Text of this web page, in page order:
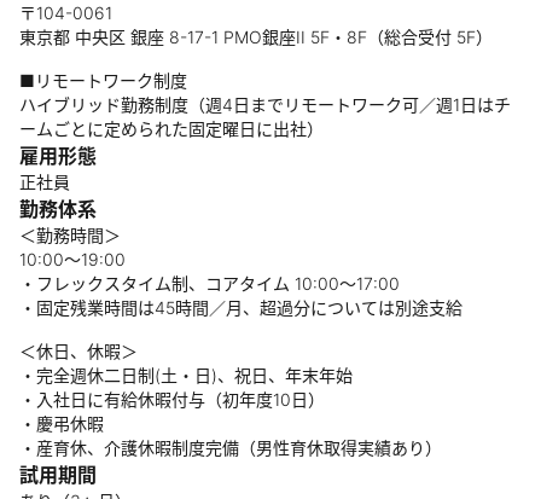
〒104-0061
東京都 中央区 銀座 8-17-1 PMO銀座II 5F・8F（総合受付 5F）
■リモートワーク制度
ハイブリッド勤務制度（週4日までリモートワーク可／週1日はチ
ームごとに定められた固定曜日に出社）
雇用形態
正社員
勤務体系
＜勤務時間＞
10:00～19:00
・フレックスタイム制、コアタイム 10:00〜17:00
・固定残業時間は45時間／月、超過分については別途支給
＜休日、休暇＞
・完全週休二日制(土・日)、祝日、年末年始
・入社日に有給休暇付与（初年度10日）
・慶弔休暇
・産育休、介護休暇制度完備（男性育休取得実績あり）
試用期間